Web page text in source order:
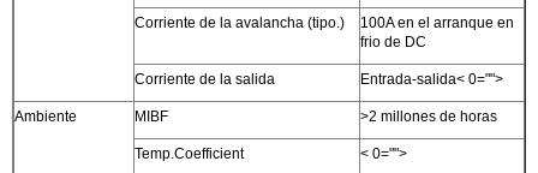
Corriente de la avalancha (tipo.)
100A en el arranque en
frio de DC
Corriente de la salida Entrada-salida< 0="">
Ambiente MIBF >2 millones de horas
Temp.Coefficient < 0="">